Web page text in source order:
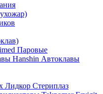
Паровые
Hanshin Автоклавы
Лидкор Стериплаз